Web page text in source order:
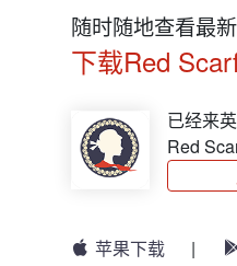
随时随地查看最新
下载Red
已经来
Red
苹果下载 |